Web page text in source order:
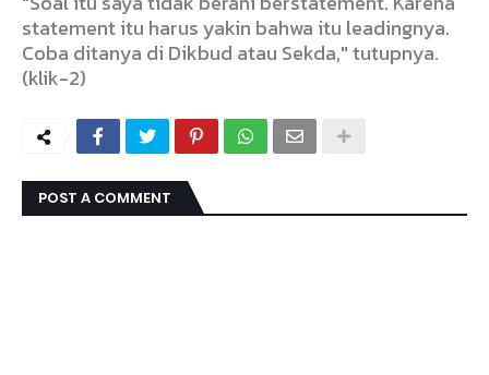
statement itu harus yakin bahwa itu leadingnya.
Coba ditanya di Dikbud atau Sekda," tutupnya.
(klik-2)
POST A COMMENT